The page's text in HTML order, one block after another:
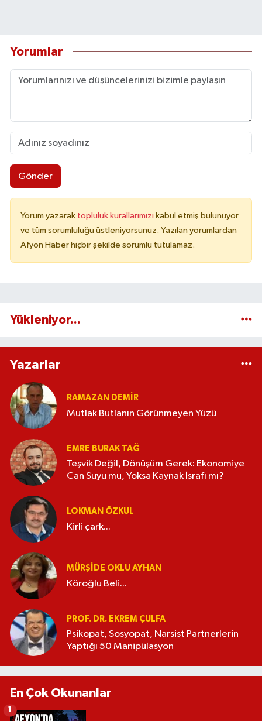
Yorumlar
Gönder
Yorum yazarak topluluk kurallarımızı kabul etmiş bulunuyor
ve tüm sorumluluğu üstleniyorsunuz. Yazılan yorumlardan
Afyon Haber hiçbir şekilde sorumlu tutulamaz.
Yükleniyor...
Yazarlar
RAMAZAN DEMİR
Mutlak Butlanın Görünmeyen Yüzü
EMRE BURAK TAĞ
Teşvik Değil, Dönüşüm Gerek: Ekonomiye
Can Suyu mu, Yoksa Kaynak İsrafı mı?
LOKMAN ÖZKUL
Kirli çark...
MÜRŞIDE OKLU AYHAN
Köroğlu Beli...
PROF. DR. EKREM ÇULFA
Psikopat, Sosyopat, Narsist Partnerlerin
Yaptığı 50 Manipülasyon
En Çok Okunanlar
1